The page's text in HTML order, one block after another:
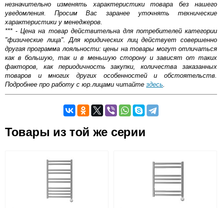
незначительно изменять характеристики товара без нашего
уведомления. Просим Вас заранее уточнять технические
характеристики у менеджеров.
*** - Цена на товар действительна для потребителей категории
"физические лица". Для юридических лиц действует совершенно
другая программа лояльности: цены на товары могут отличаться
как в большую, так и в меньшую сторону и зависят от таких
факторов, как периодичность закупки, количества заказанных
товаров и многих других особенностей и обстоятельств.
Подробнее про работу с юр.лицами читайте здесь.
Аэратор
Гибкая подводка 1/2" 60 см
Металлическая рукоятка
ОБЩИЙ РЕЙТИНГ
7 августа 2020 23:45
Очень стильная модель. Казалось бы, ну такая мелочь
Доставка сантехники по Москве и Московской области
Наличный расчёт
Банковской картой на сайте в режиме реального
времени
Банковской картой при получении товара как при
доставке, так и самовывозом
Товары из той же серии